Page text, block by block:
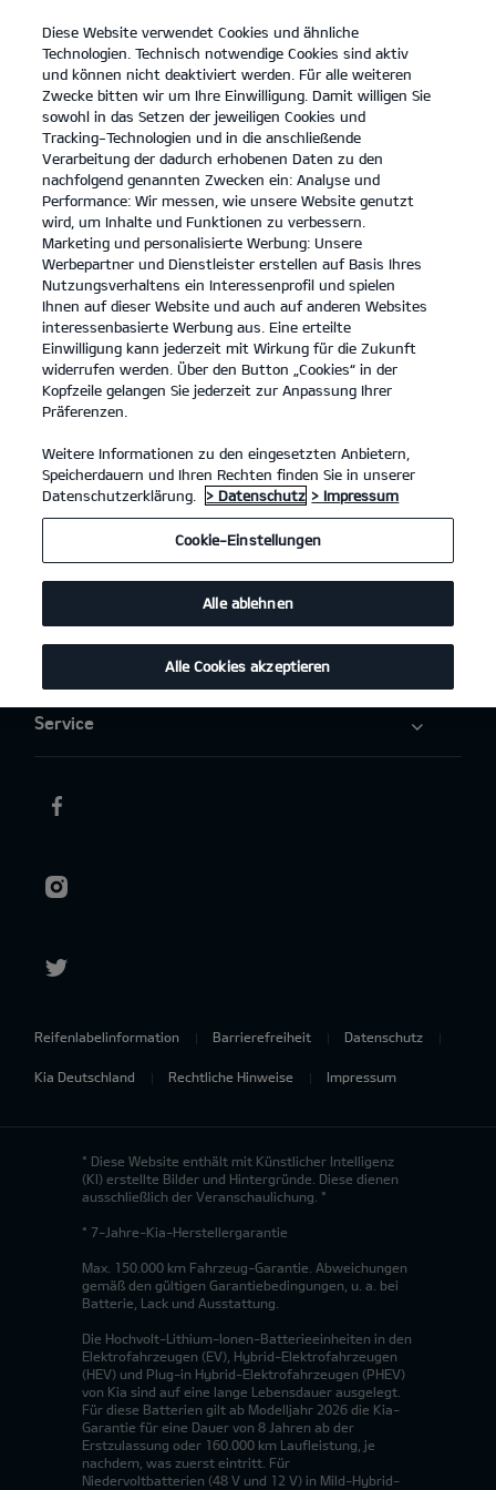
open
menu
KONTAKT
PROBEFAHRT
Modelle
Business
Angebote
Elektromobilität
Aktuelles
Service
Reifenlabelinformation Barrierefreiheit Datenschutz
Kia Deutschland Rechtliche Hinweise Impressum
* Diese Website enthält mit Künstlicher Intelligenz
(KI) erstellte Bilder und Hintergründe. Diese dienen
ausschließlich der Veranschaulichung. *
* 7-Jahre-Kia-Herstellergarantie
Max. 150.000 km Fahrzeug-Garantie. Abweichungen
gemäß den gültigen Garantiebedingungen, u. a. bei
Batterie, Lack und Ausstattung.
Die Hochvolt-Lithium-Ionen-Batterieeinheiten in den
Elektrofahrzeugen (EV), Hybrid-Elektrofahrzeugen
(HEV) und Plug-in Hybrid-Elektrofahrzeugen (PHEV)
von Kia sind auf eine lange Lebensdauer ausgelegt.
Für diese Batterien gilt ab Modelljahr 2026 die Kia-
Garantie für eine Dauer von 8 Jahren ab der
Erstzulassung oder 160.000 km Laufleistung, je
nachdem, was zuerst eintritt. Für
Niedervoltbatterien (48 V und 12 V) in Mild-Hybrid-
Diese Website verwendet Cookies und ähnliche
Technologien. Technisch notwendige Cookies sind aktiv
und können nicht deaktiviert werden. Für alle weiteren
Zwecke bitten wir um Ihre Einwilligung. Damit willigen Sie
sowohl in das Setzen der jeweiligen Cookies und
Tracking-Technologien und in die anschließende
Verarbeitung der dadurch erhobenen Daten zu den
nachfolgend genannten Zwecken ein: Analyse und
Performance: Wir messen, wie unsere Website genutzt
wird, um Inhalte und Funktionen zu verbessern.
Marketing und personalisierte Werbung: Unsere
Werbepartner und Dienstleister erstellen auf Basis Ihres
Nutzungsverhaltens ein Interessenprofil und spielen
Ihnen auf dieser Website und auch auf anderen Websites
interessenbasierte Werbung aus. Eine erteilte
Einwilligung kann jederzeit mit Wirkung für die Zukunft
widerrufen werden. Über den Button „Cookies“ in der
Kopfzeile gelangen Sie jederzeit zur Anpassung Ihrer
Präferenzen.
Weitere Informationen zu den eingesetzten Anbietern,
Speicherdauern und Ihren Rechten finden Sie in unserer
Datenschutzerklärung.
> Datenschutz > Impressum
Cookie-Einstellungen
Alle ablehnen
Alle Cookies akzeptieren